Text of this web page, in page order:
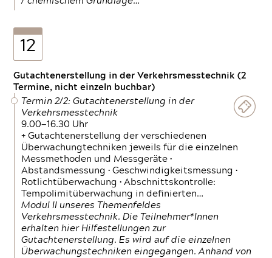
12
Gutachtenerstellung in der Verkehrsmesstechnik (2
Termine, nicht einzeln buchbar)
Termin 2/2: Gutachtenerstellung in der
Verkehrsmesstechnik
9.00—16.30 Uhr
+ Gutachtenerstellung der verschiedenen
Überwachungtechniken jeweils für die einzelnen
Messmethoden und Messgeräte •
Abstandsmessung • Geschwindigkeitsmessung •
Rotlichtüberwachung • Abschnittskontrolle:
Tempolimitüberwachung in definierten…
Modul II unseres Themenfeldes
Verkehrsmesstechnik. Die Teilnehmer*Innen
erhalten hier Hilfestellungen zur
Gutachtenerstellung. Es wird auf die einzelnen
Überwachungstechniken eingegangen. Anhand von